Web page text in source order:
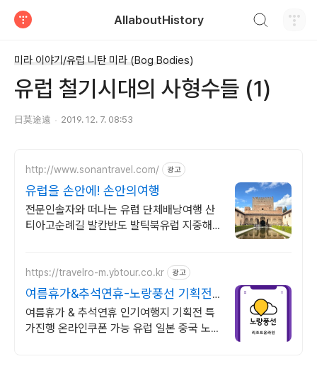
AllaboutHistory
미라 이야기/유럽 니탄 미라 (Bog Bodies)
유럽 철기시대의 사형수들 (1)
日莫途遠 2019. 12. 7. 08:53
http://www.sonantravel.com/ 광고
유럽을 손안에! 손안의여행
전문인솔자와 떠나는 유럽 단체배낭여행 산
티아고순례길 발칸반도 발틱북유럽 지중해
https://travelro-m.ybtour.co.kr 광고
여름휴가&추석연휴-노랑풍선 기획전
특가 진행
여름휴가 & 추석연휴 인기여행지 기획전 특
가진행 온라인쿠폰 가능 유럽 일본 중국 노랑